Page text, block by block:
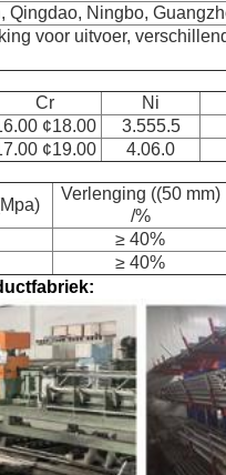
Qingdao, Ningbo,
voor uitvoer,
Cr Ni
¢18.00 3.555.5
¢19.00 4.06.0
Verlenging ((50 mm)
/%
≥ 40%
≥ 40%